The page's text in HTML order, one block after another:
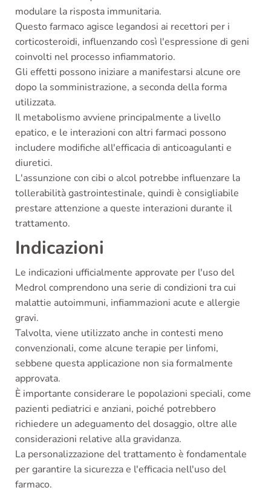
modulare la risposta immunitaria.
Questo farmaco agisce legandosi ai recettori per i
corticosteroidi, influenzando così l'espressione di geni
coinvolti nel processo infiammatorio.
Gli effetti possono iniziare a manifestarsi alcune ore
dopo la somministrazione, a seconda della forma
utilizzata.
Il metabolismo avviene principalmente a livello
epatico, e le interazioni con altri farmaci possono
includere modifiche all'efficacia di anticoagulanti e
diuretici.
L'assunzione con cibi o alcol potrebbe influenzare la
tollerabilità gastrointestinale, quindi è consigliabile
prestare attenzione a queste interazioni durante il
trattamento.
Indicazioni
Le indicazioni ufficialmente approvate per l'uso del
Medrol comprendono una serie di condizioni tra cui
malattie autoimmuni, infiammazioni acute e allergie
gravi.
Talvolta, viene utilizzato anche in contesti meno
convenzionali, come alcune terapie per linfomi,
sebbene questa applicazione non sia formalmente
approvata.
È importante considerare le popolazioni speciali, come
pazienti pediatrici e anziani, poiché potrebbero
richiedere un adeguamento del dosaggio, oltre alle
considerazioni relative alla gravidanza.
La personalizzazione del trattamento è fondamentale
per garantire la sicurezza e l'efficacia nell'uso del
farmaco.